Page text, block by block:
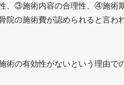
、③施術内容の合理性、④施術
院の施術費が認められると言わ
の有効性がないという理由で